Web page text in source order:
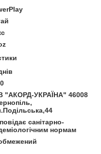
"АКОРД-УКРАЇНА" 46008
санітарно-
нормам